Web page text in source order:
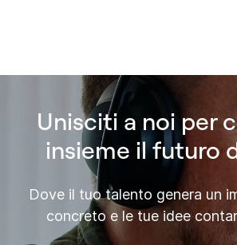
Unisciti a noi per
insieme il futuro
Dove il tuo talento genera un
concreto e le tue idee